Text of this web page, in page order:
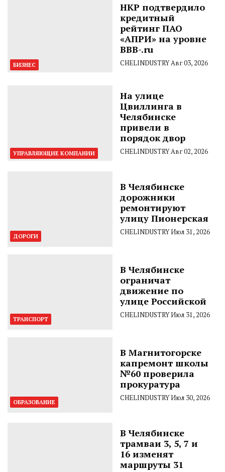
БИЗНЕС
НКР подтвердило
кредитный
рейтинг ПАО
«АПРИ» на уровне
BBB-.ru
CHELINDUSTRYАвг 03, 2026
УПРАВЛЯЮЩИЕ КОМПАНИИ
На улице
Цвиллинга в
Челябинске
привели в
порядок двор
CHELINDUSTRYАвг 02, 2026
ДОРОГИ
В Челябинске
дорожники
ремонтируют
улицу Пионерская
CHELINDUSTRYИюл 31, 2026
ТРАНСПОРТ
В Челябинске
ограничат
движение по
улице Российской
CHELINDUSTRYИюл 31, 2026
ОБРАЗОВАНИЕ
В Магнитогорске
капремонт школы
№60 проверила
прокуратура
CHELINDUSTRYИюл 30, 2026
В Челябинске
трамваи 3, 5, 7 и
16 изменят
маршруты 31